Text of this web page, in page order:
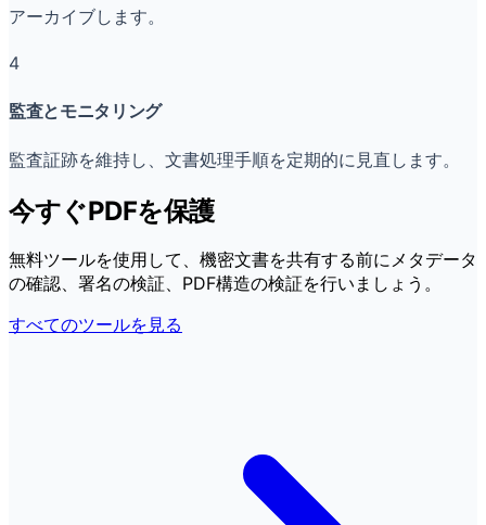
アーカイブします。
4
監査とモニタリング
監査証跡を維持し、文書処理手順を定期的に見直します。
今すぐPDFを保護
無料ツールを使用して、機密文書を共有する前にメタデータ
の確認、署名の検証、PDF構造の検証を行いましょう。
すべてのツールを見る